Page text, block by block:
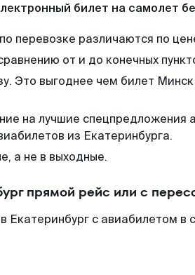
билет на самолет
перевозке различаются по
от и до конечных
Это выгоднее чем билет
на лучшие спецпредложения
из Екатеринбурга.
а не в выходные.
прямой рейс или с
с авиабилетом в